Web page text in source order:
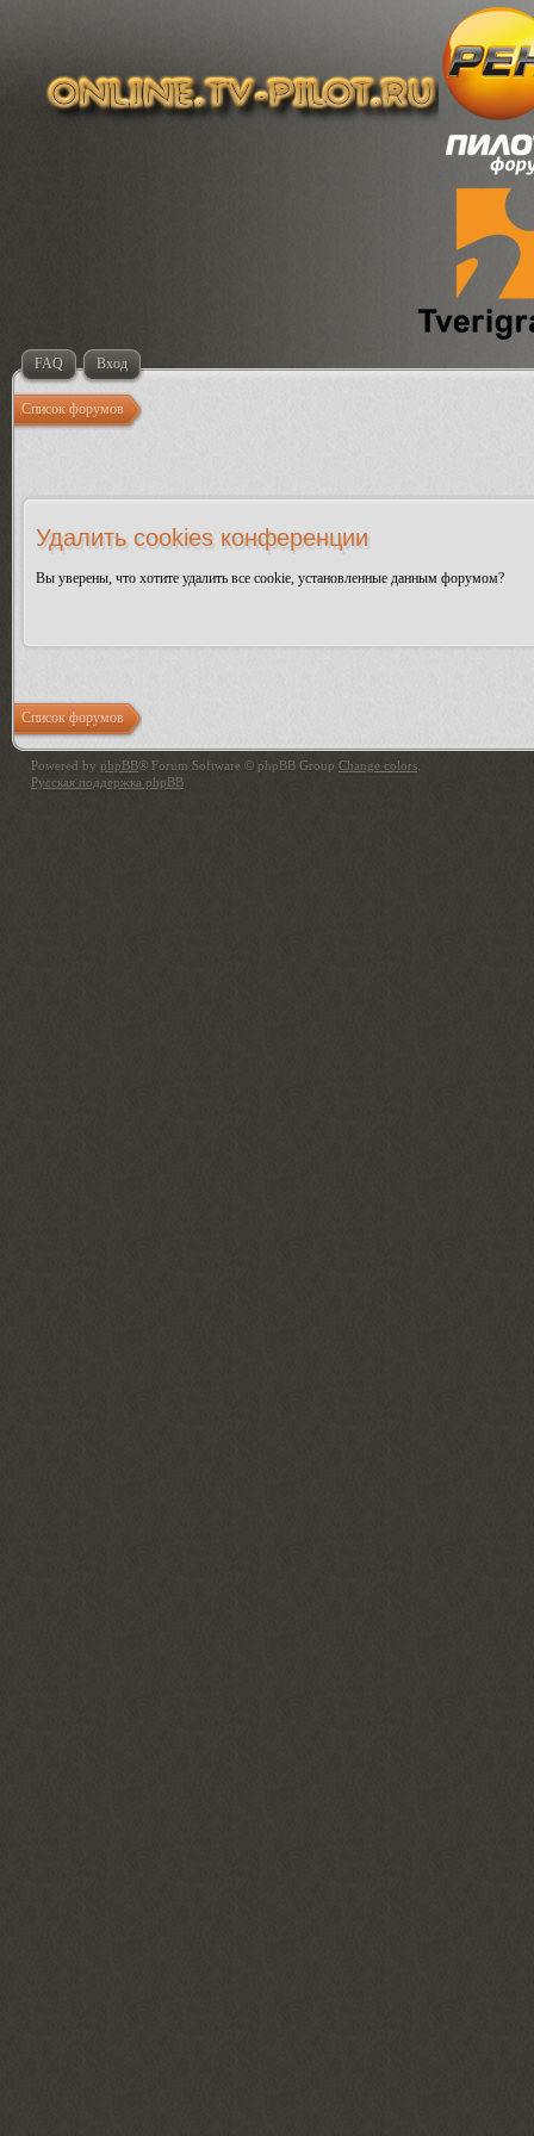
FAQ Вход
Список форумов
Удалить cookies конференции
Вы уверены, что хотите удалить все cookie, установленные данным форумом?
Список форумов
Powered by phpBB® Forum Software © phpBB Group Change colors
Русская поддержка phpBB